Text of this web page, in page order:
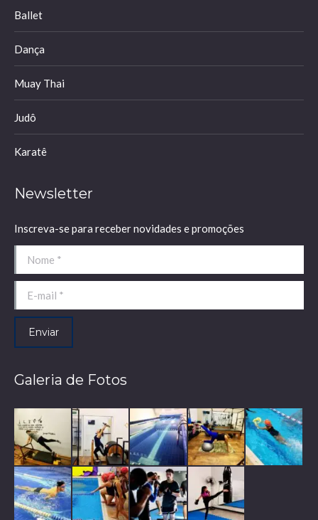
Ballet
Dança
Muay Thai
Judô
Karatê
Newsletter
Inscreva-se para receber novidades e promoções
Nome *
E-mail *
Enviar
Galeria de Fotos